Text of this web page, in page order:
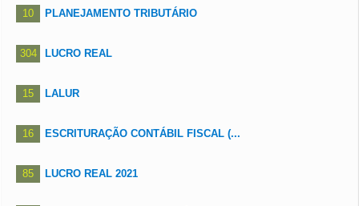
10 PLANEJAMENTO TRIBUTÁRIO
304 LUCRO REAL
15 LALUR
16 ESCRITURAÇÃO CONTÁBIL FISCAL (...
85 LUCRO REAL 2021